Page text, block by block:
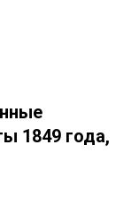
1849 года,